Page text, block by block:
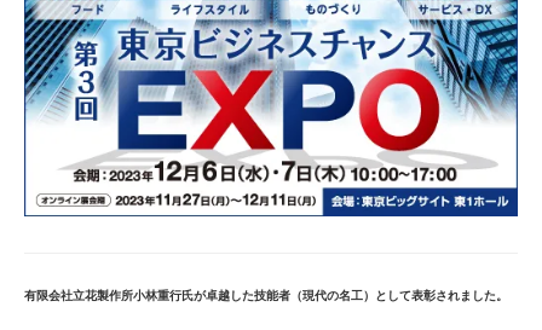
有限会社立花製作所小林重行氏が卓越した技能者（現代の名工）として表彰されました。